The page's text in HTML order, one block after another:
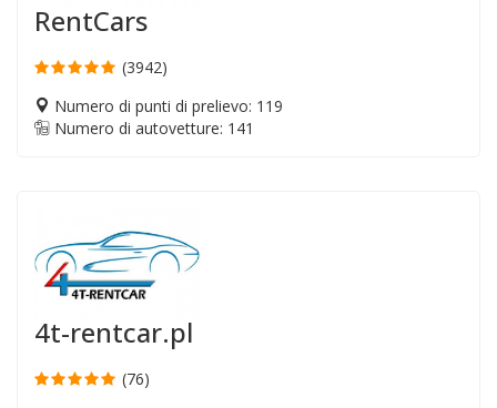
RentCars
(3942)
Numero di punti di prelievo: 119
Numero di autovetture: 141
4t-rentcar.pl
(76)